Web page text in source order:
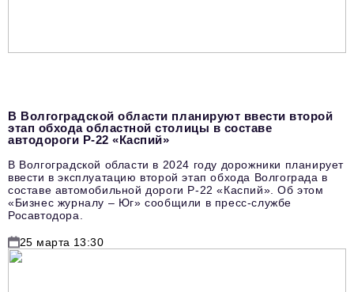
В Волгоградской области планируют ввести второй
этап обхода областной столицы в составе
автодороги Р-22 «Каспий»
В Волгоградской области в 2024 году дорожники планирует
ввести в эксплуатацию второй этап обхода Волгограда в
составе автомобильной дороги Р-22 «Каспий». Об этом
«Бизнес журналу – Юг» сообщили в пресс-службе
Росавтодора.
25 марта 13:30